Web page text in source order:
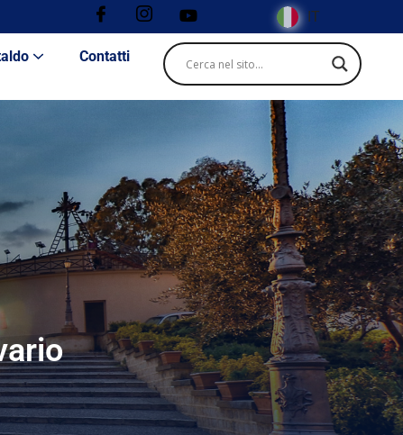
IT
Contatti